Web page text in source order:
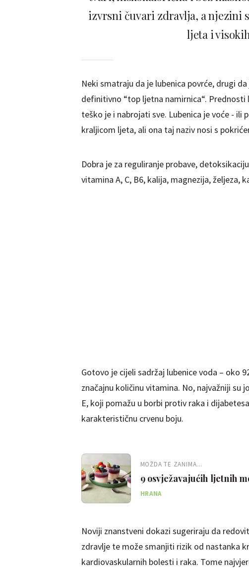
izvrsni čuvari zdravlja, a njezini
ljeta i
Neki smatraju da je lubenica povrće, drugi
definitivno “top ljetna namirnica“. Prednosti
teško je i nabrojati sve. Lubenica je voće -
kraljicom ljeta, ali ona taj naziv nosi s
Dobra je za reguliranje probave,
vitamina A, C, B6, kalija, magnezija, željeza,
Gotovo je cijeli sadržaj lubenice voda – oko
značajnu količinu vitamina. No, najvažniji su
E, koji pomažu u borbi protiv raka i
karakterističnu crvenu boju.
MOŽDA TE ZANIMA...
9 osvježavajućih ljetnih
HRANA
Noviji znanstveni dokazi sugeriraju da
zdravlje te može smanjiti rizik od nastanka
kardiovaskularnih bolesti i raka. Tome